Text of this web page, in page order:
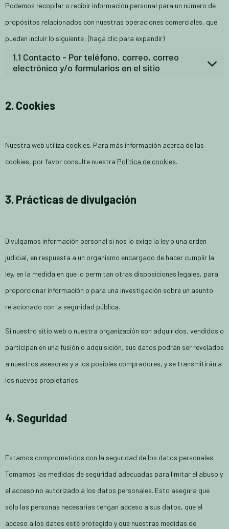
Podemos recopilar o recibir información personal para un número de
propósitos relacionados con nuestras operaciones comerciales, que
pueden incluir lo siguiente: (haga clic para expandir)
1.1 Contacto - Por teléfono, correo, correo
electrónico y/o formularios en el sitio
2. Cookies
Nuestra web utiliza cookies. Para más información acerca de las
cookies, por favor consulte nuestra Política de cookies.
3. Prácticas de divulgación
Divulgamos información personal si nos lo exige la ley o una orden
judicial, en respuesta a un organismo encargado de hacer cumplir la
ley, en la medida en que lo permitan otras disposiciones legales, para
proporcionar información o para una investigación sobre un asunto
relacionado con la seguridad pública.
Si nuestro sitio web o nuestra organización son adquiridos, vendidos o
participan en una fusión o adquisición, sus datos podrán ser revelados
a nuestros asesores y a los posibles compradores, y se transmitirán a
los nuevos propietarios.
4. Seguridad
Estamos comprometidos con la seguridad de los datos personales.
Tomamos las medidas de seguridad adecuadas para limitar el abuso y
el acceso no autorizado a los datos personales. Esto asegura que
sólo las personas necesarias tengan acceso a sus datos, que el
acceso a los datos esté protegido y que nuestras medidas de